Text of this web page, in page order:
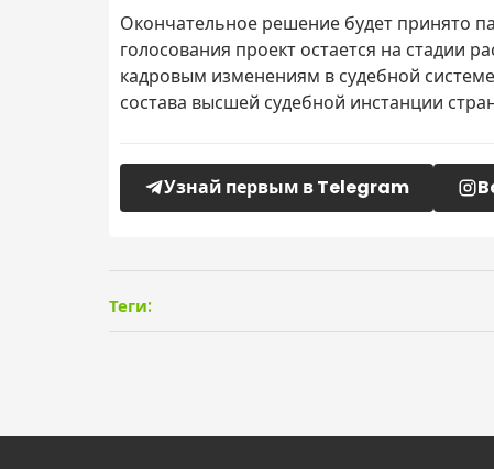
Окончательное решение будет принято
голосования проект остается на стадии
кадровым изменениям в судебной
состава высшей судебной инстанции
Узнай первым в Telegram
Теги: